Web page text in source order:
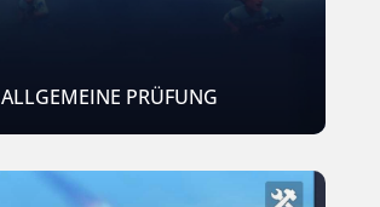
ALLGEMEINE PRÜFUNG